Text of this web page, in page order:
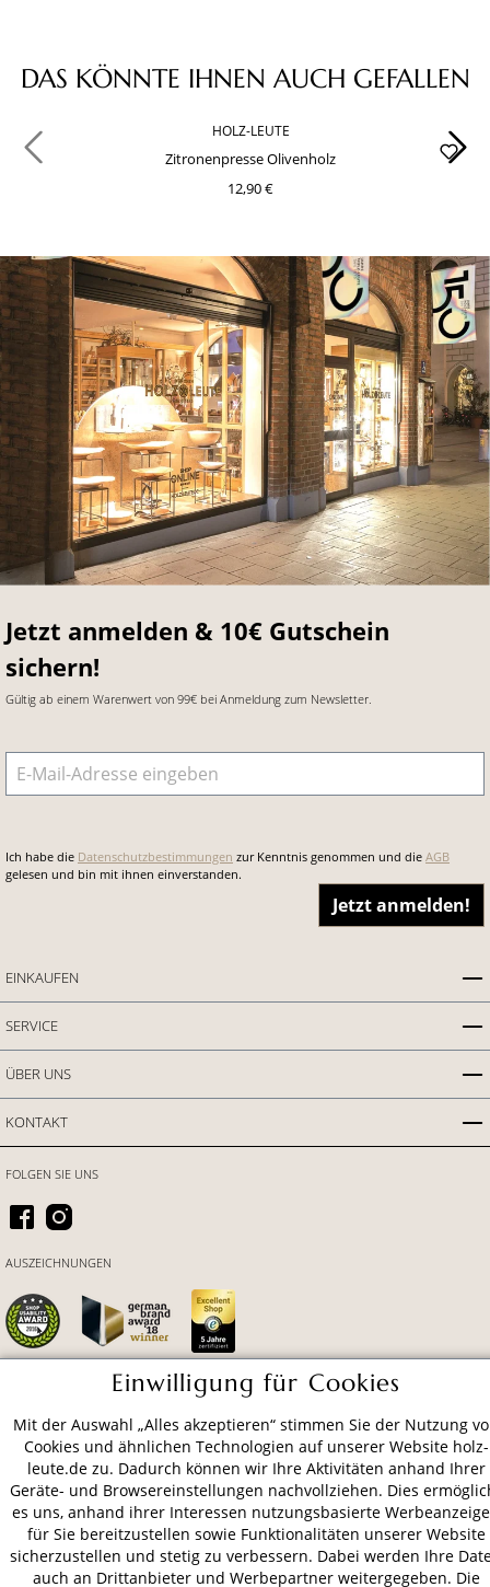
Produktgalerie überspringen
DAS KÖNNTE IHNEN AUCH GEFALLEN
HOLZ-LEUTE
Zitronenpresse Olivenholz
12,90 €
Jetzt anmelden & 10€ Gutschein
sichern!
Gültig ab einem Warenwert von 99€ bei Anmeldung zum Newsletter.
E-Mail-Adresse
Ich habe die Datenschutzbestimmungen zur Kenntnis genommen und die AGB
gelesen und bin mit ihnen einverstanden.
Jetzt anmelden!
EINKAUFEN
SERVICE
ÜBER UNS
KONTAKT
VERSAND
FOLGEN SIE UNS
AUSZEICHNUNGEN
AGB Datenschutz
Impressum
Einwilligung für Cookies
Mit der Auswahl „Alles akzeptieren“ stimmen Sie der Nutzung
Cookies und ähnlichen Technologien auf unserer Website holz-
leute.de zu. Dadurch können wir Ihre Aktivitäten anhand Ihrer
Geräte- und Browsereinstellungen nachvollziehen. Dies
es uns, anhand ihrer Interessen nutzungsbasierte
für Sie bereitzustellen sowie Funktionalitäten unserer Website
sicherzustellen und stetig zu verbessern. Dabei werden Ihre
auch an Drittanbieter und Werbepartner weitergegeben. Die